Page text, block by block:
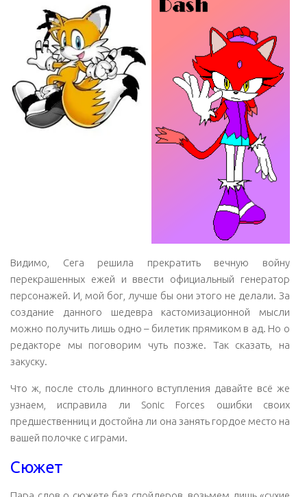
Видимо, Сега решила прекратить вечную войну
перекрашенных ежей и ввести официальный генератор
персонажей. И, мой бог, лучше бы они этого не делали. За
создание данного шедевра кастомизационной мысли
можно получить лишь одно – билетик прямиком в ад. Но о
редакторе мы поговорим чуть позже. Так сказать, на
закуску.
Что ж, после столь длинного вступления давайте всё же
узнаем, исправила ли Sonic Forces ошибки своих
предшественниц и достойна ли она занять гордое место на
вашей полочке с играми.
Сюжет